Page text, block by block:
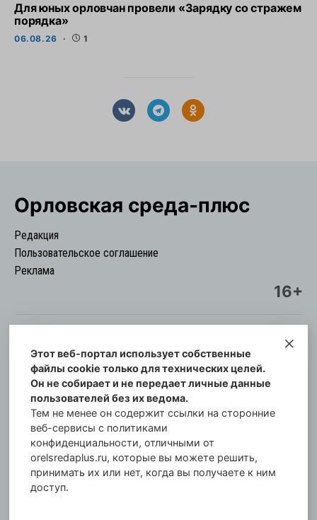
Для юных орловчан провели «Зарядку со стражем
порядка»
06.08.26 1
Орловская cреда-плюс
Редакция
Пользовательское соглашение
Реклама
16+
© Информационный городской портал
Орловская cреда-плюс, 2021-2026
Свидетельство о регистрации СМИ: ПИ №57-
00254 от 29 октября 2013 г.
Газета зарегистрирована Управлением
Федеральной службы по надзору в сфере связи,
информационных технологий и массовых
коммуникаций по Орловской области.
Главный редактор: Татьяна Филёва
Этот веб-портал использует собственные
файлы cookie только для технических целей.
Он не собирает и не передает личные данные
пользователей без их ведома.
Тем не менее он содержит ссылки на сторонние
веб-сервисы с политиками
конфиденциальности, отличными от
orelsredaplus.ru, которые вы можете решить,
принимать их или нет, когда вы получаете к ним
доступ.